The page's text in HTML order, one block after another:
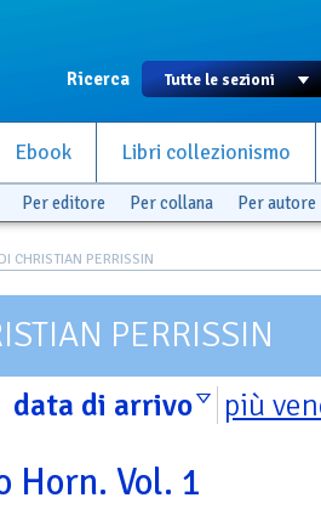
Ricerca
Ebook Libri collezionismo
Per editore Per collana Per autore
CHRISTIAN PERRISSIN
PERRISSIN
data di arrivo più
Horn. Vol. 1